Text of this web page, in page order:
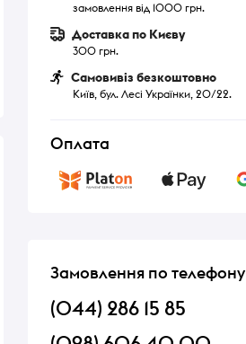
замовлення від 1000 грн.
Доставка по Києву
300 грн.
Самовивіз безкоштовно
Київ, бул. Лесі Українки, 20/22.
Оплата
Замовлення по телефону
(044) 286 15 85